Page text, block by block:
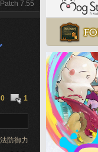
7.55
0 1
防御力